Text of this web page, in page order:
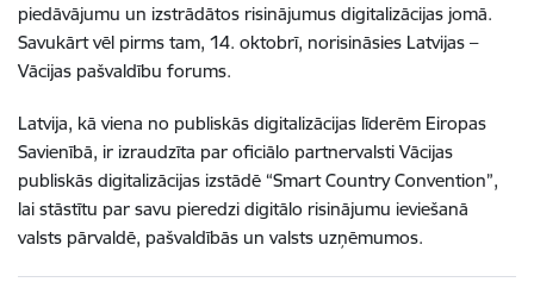
piedāvājumu un izstrādātos risinājumus digitalizācijas jomā.
Savukārt vēl pirms tam, 14. oktobrī, norisināsies Latvijas –
Vācijas pašvaldību forums.
Latvija, kā viena no publiskās digitalizācijas līderēm Eiropas
Savienībā, ir izraudzīta par oficiālo partnervalsti Vācijas
publiskās digitalizācijas izstādē “Smart Country Convention”,
lai stāstītu par savu pieredzi digitālo risinājumu ieviešanā
valsts pārvaldē, pašvaldībās un valsts uzņēmumos.